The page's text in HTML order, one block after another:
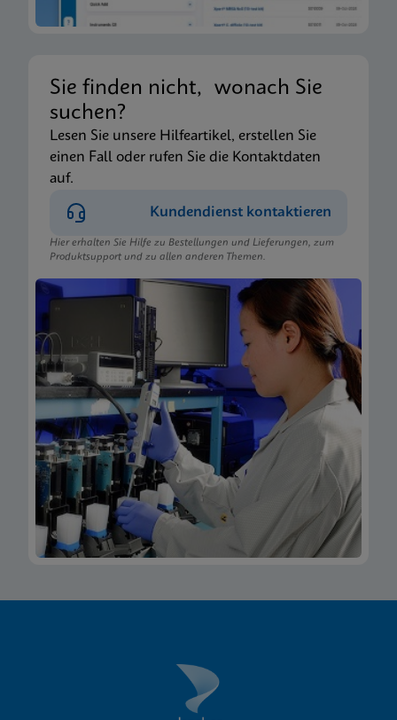
Sie finden nicht, wonach Sie
suchen?
Lesen Sie unsere Hilfeartikel, erstellen Sie
einen Fall oder rufen Sie die Kontaktdaten
auf.
Kundendienst kontaktieren
Hier erhalten Sie Hilfe zu Bestellungen und Lieferungen, zum
Produktsupport und zu allen anderen Themen.